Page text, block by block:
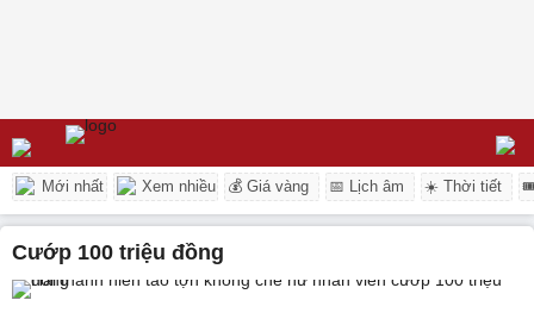
Mới nhất Xem nhiều 💰 Giá vàng 📅 Lịch âm ☀️ Thời tiết
cướp 100 triệu đồng